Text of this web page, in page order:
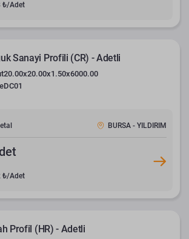
₺/Adet
Sanayi Profili (CR) - Adetli
20.00x20.00x1.50x6000.00
DC01
BURSA - YILDIRIM
₺/Adet
Profil (HR) - Adetli